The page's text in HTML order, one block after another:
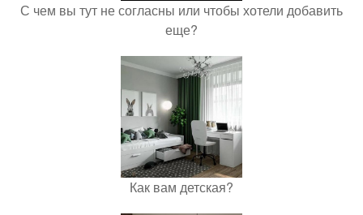
С чем вы тут не согласны или чтобы хотели добавить
еще?
Как вам детская?